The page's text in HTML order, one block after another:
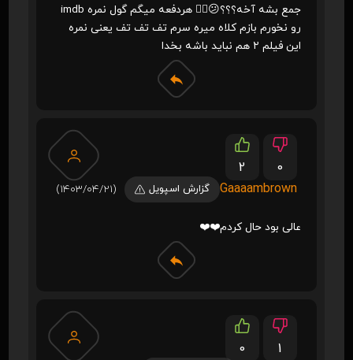
جمع بشه آخه؟؟؟😕👎🏼 هردفعه میگم گول نمره imdb
رو نخورم بازم کلاه میره سرم تف تف تف یعنی نمره
این فیلم ۲ هم نباید باشه بخدا
2
0
Gaaaambrown
گزارش اسپویل (1403/04/21)
عالی بود حال کردم❤️❤️
0
1